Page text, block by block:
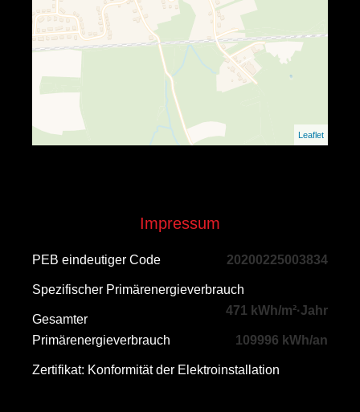
Leaflet
Impressum
PEB eindeutiger Code 20200225003834
Spezifischer Primärenergieverbrauch
471 kWh/m²·Jahr
Gesamter
Primärenergieverbrauch
109996 kWh/an
Zertifikat: Konformität der Elektroinstallation